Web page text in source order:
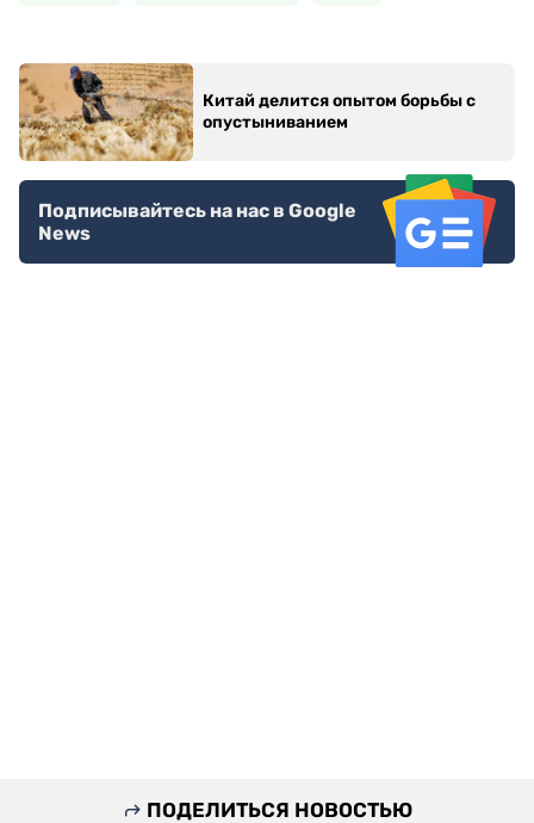
Китай делится опытом борьбы с
опустыниванием
Подписывайтесь на нас в Google
News
ПОДЕЛИТЬСЯ НОВОСТЬЮ